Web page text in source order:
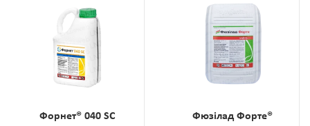
Форнет® 040 SC Фюзілад Форте®